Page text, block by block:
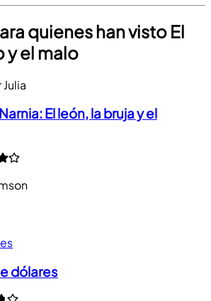
quienes han visto El
y el malo
El león, la bruja y el
dólares